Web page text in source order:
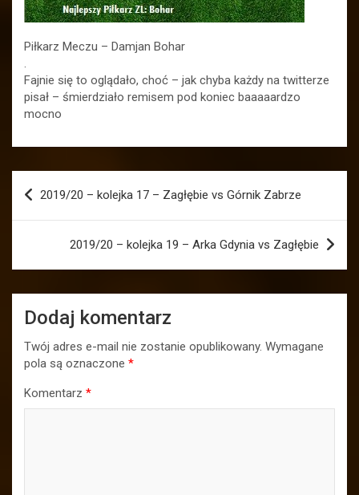
Piłkarz Meczu – Damjan Bohar
.
Fajnie się to oglądało, choć – jak chyba każdy na twitterze
pisał – śmierdziało remisem pod koniec baaaaardzo
mocno
Nawigacja
wpisu
2019/20 – kolejka 17 – Zagłębie vs Górnik Zabrze
2019/20 – kolejka 19 – Arka Gdynia vs Zagłębie
Dodaj komentarz
Twój adres e-mail nie zostanie opublikowany. Wymagane
pola są oznaczone *
Komentarz *